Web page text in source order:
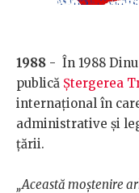
1988 - În 1988
publică Ștergerea
internațional în
administrative și
țării.
„Această moștenire